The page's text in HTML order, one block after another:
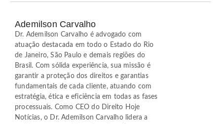
Ademilson Carvalho
Dr. Ademilson Carvalho é advogado com
atuação destacada em todo o Estado do Rio
de Janeiro, São Paulo e demais regiões do
Brasil. Com sólida experiência, sua missão é
garantir a proteção dos direitos e garantias
fundamentais de cada cliente, atuando com
estratégia, ética e eficiência em todas as fases
processuais. Como CEO do Direito Hoje
Notícias, o Dr. Ademilson Carvalho lidera a